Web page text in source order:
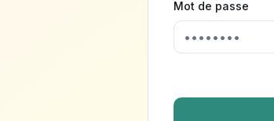
Mot de passe